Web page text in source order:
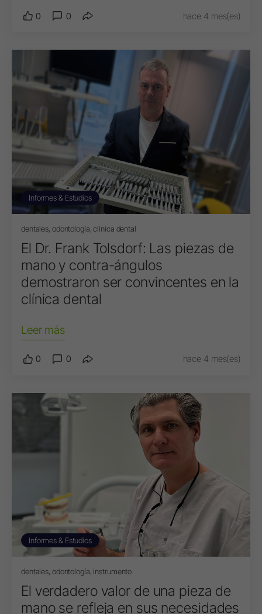
0 0 hace 4 mes(es)
Informes & Estudios
dentales, odontología, clínica dental
El Dr. Frank Tolsdorf: Las piezas de
mano y contra-ángulos
demostraron ser convincentes en la
clínica dental
Leer más
0 0 hace 4 mes(es)
Informes & Estudios
dentales, odontología, instrumento
El verdadero valor de una pieza de
mano se refleja en sus necesidades